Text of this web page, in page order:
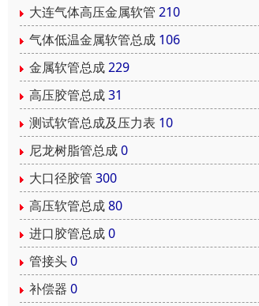
大连气体高压金属软管 210
气体低温金属软管总成 106
金属软管总成229
高压胶管总成31
测试软管总成及压力表 10
尼龙树脂管总成0
大口径胶管 300
高压软管总成80
进口胶管总成0
管接头0
补偿器 0